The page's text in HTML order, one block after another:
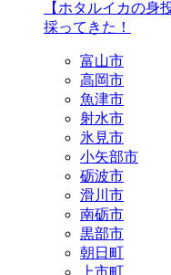
【ホタルイカの身
採ってきた！
富山市
高岡市
魚津市
射水市
氷見市
小矢部市
砺波市
滑川市
南砺市
黒部市
朝日町
上市町